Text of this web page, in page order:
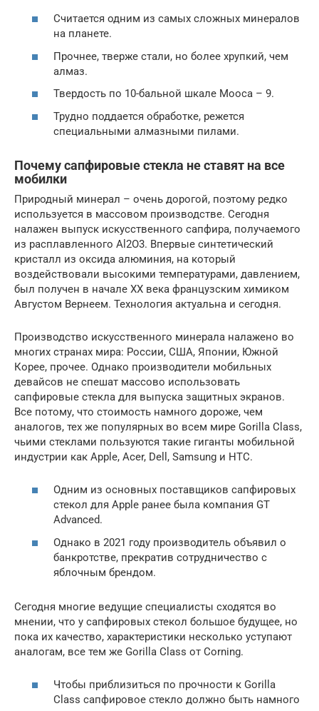
Считается одним из самых сложных минералов
на планете.
Прочнее, тверже стали, но более хрупкий, чем
алмаз.
Твердость по 10-бальной шкале Мооса – 9.
Трудно поддается обработке, режется
специальными алмазными пилами.
Почему сапфировые стекла не ставят на все
мобилки
Природный минерал – очень дорогой, поэтому редко
используется в массовом производстве. Сегодня
налажен выпуск искусственного сапфира, получаемого
из расплавленного Al2O3. Впервые синтетический
кристалл из оксида алюминия, на который
воздействовали высокими температурами, давлением,
был получен в начале ХХ века французским химиком
Августом Вернеем. Технология актуальна и сегодня.
Производство искусственного минерала налажено во
многих странах мира: России, США, Японии, Южной
Корее, прочее. Однако производители мобильных
девайсов не спешат массово использовать
сапфировые стекла для выпуска защитных экранов.
Все потому, что стоимость намного дороже, чем
аналогов, тех же популярных во всем мире Gorilla Class,
чьими стеклами пользуются такие гиганты мобильной
индустрии как Apple, Acer, Dell, Samsung и HTC.
Одним из основных поставщиков сапфировых
стекол для Apple ранее была компания GT
Advanced.
Однако в 2021 году производитель объявил о
банкротстве, прекратив сотрудничество с
яблочным брендом.
Сегодня многие ведущие специалисты сходятся во
мнении, что у сапфировых стекол большое будущее, но
пока их качество, характеристики несколько уступают
аналогам, все тем же Gorilla Class от Corning.
Чтобы приблизиться по прочности к Gorilla
Class сапфировое стекло должно быть намного